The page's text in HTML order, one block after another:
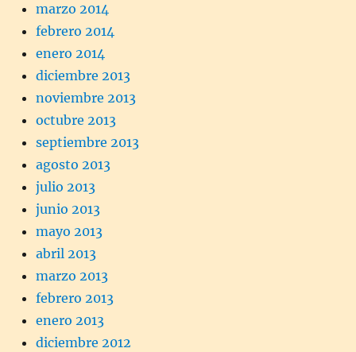
marzo 2014
febrero 2014
enero 2014
diciembre 2013
noviembre 2013
octubre 2013
septiembre 2013
agosto 2013
julio 2013
junio 2013
mayo 2013
abril 2013
marzo 2013
febrero 2013
enero 2013
diciembre 2012